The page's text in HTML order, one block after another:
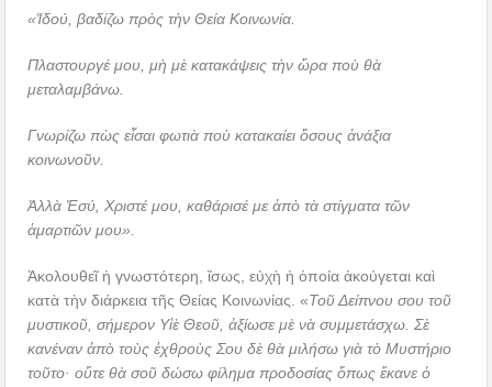
«Ἰδού, βαδίζω πρὸς τὴν Θεία Κοινωνία.
Πλαστουργέ μου, μὴ μὲ κατακάψεις τὴν ὥρα ποὺ θὰ
μεταλαμβάνω.
Γνωρίζω πὼς εἶσαι φωτιὰ ποὺ κατακαίει ὅσους ἀνάξια
κοινωνοῦν.
Ἀλλὰ Ἐσύ, Χριστέ μου, καθάρισέ με ἀπὸ τὰ στίγματα τῶν
ἁμαρτιῶν μου».
Ἀκολουθεῖ ἡ γνωστότερη, ἴσως, εὐχὴ ἡ ὁποία ἀκούγεται καὶ
κατὰ τὴν διάρκεια τῆς Θείας Κοινωνίας. «Τοῦ Δείπνου σου τοῦ
μυστικοῦ, σήμερον Υἱὲ Θεοῦ, ἀξίωσε μὲ νὰ συμμετάσχω. Σὲ
κανέναν ἀπὸ τοὺς ἐχθροὺς Σου δὲ θὰ μιλήσω γιὰ τὸ Μυστήριο
τοῦτο· οὔτε θὰ σοῦ δώσω φίλημα προδοσίας ὅπως ἔκανε ὁ